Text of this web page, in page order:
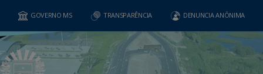
GOVERNO MS TRANSPARÊNCIA DENUNCIA ANÔNIMA